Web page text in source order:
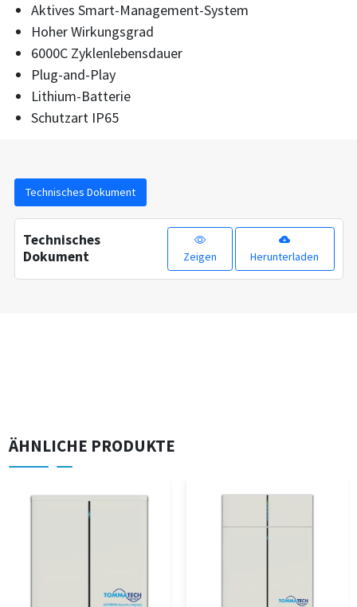
Aktives Smart-Management-System
Hoher Wirkungsgrad
6000C Zyklenlebensdauer
Plug-and-Play
Lithium-Batterie
Schutzart IP65
Technisches Dokument
Technisches
Dokument
Zeigen Herunterladen
ÄHNLICHE PRODUKTE